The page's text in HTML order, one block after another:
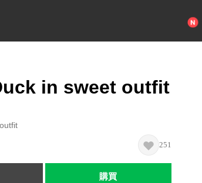
in sweet outfit
251
購買